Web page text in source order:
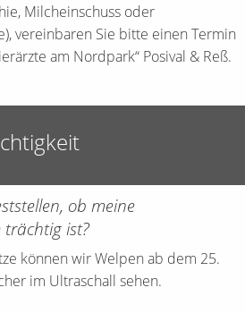
Milcheinschuss oder
vereinbaren Sie bitte einen Termin
am Nordpark“ Posival & Reß.
ob meine
ist?
können wir Welpen ab dem 25.
im Ultraschall sehen.